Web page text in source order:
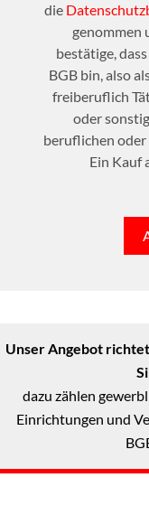
die
genommen
bestätige,
BGB bin, also
freiberuflich
oder
beruflichen
Ein Kauf
Unser Angebot
dazu zählen
Einrichtungen und